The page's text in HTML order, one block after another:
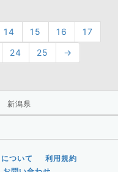
14 15 16
17
24 25 →
新潟県
ついて
利用規約